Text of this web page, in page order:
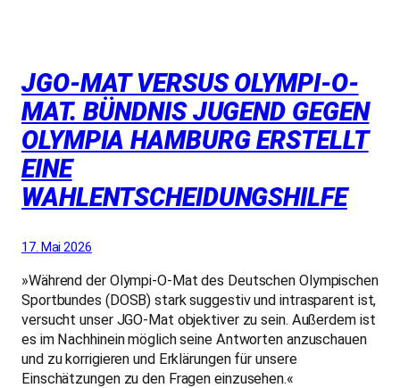
JGO-MAT VERSUS OLYMPI-O-
MAT. BÜNDNIS JUGEND GEGEN
OLYMPIA HAMBURG ERSTELLT
EINE
WAHLENTSCHEIDUNGSHILFE
17. Mai 2026
»Während der Olympi-O-Mat des Deutschen Olympischen
Sportbundes (DOSB) stark suggestiv und intrasparent ist,
versucht unser JGO-Mat objektiver zu sein. Außerdem ist
es im Nachhinein möglich seine Antworten anzuschauen
und zu korrigieren und Erklärungen für unsere
Einschätzungen zu den Fragen einzusehen.«